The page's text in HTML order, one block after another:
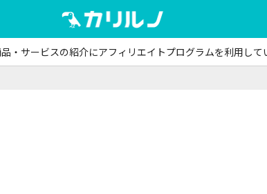
・サービスの紹介にアフィリエイトプログラムを利用して